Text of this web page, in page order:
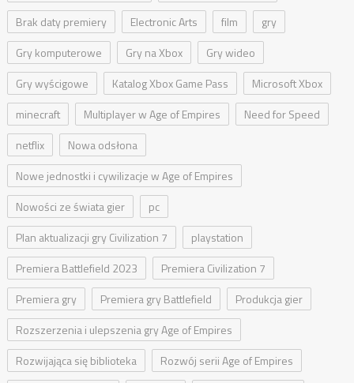
Brak daty premiery
Electronic Arts film
gry
Gry komputerowe
Gry na Xbox
Gry wideo
Gry wyścigowe
Katalog Xbox Game Pass
Microsoft Xbox
minecraft
Multiplayer w Age of Empires
Need for Speed
netflix
Nowa odsłona
Nowe jednostki i cywilizacje w Age of Empires
Nowości ze świata gier
pc
Plan aktualizacji gry Civilization 7
playstation
Premiera Battlefield 2023
Premiera Civilization 7
Premiera gry
Premiera gry Battlefield
Produkcja gier
Rozszerzenia i ulepszenia gry Age of Empires
Rozwijająca się biblioteka
Rozwój serii Age of Empires